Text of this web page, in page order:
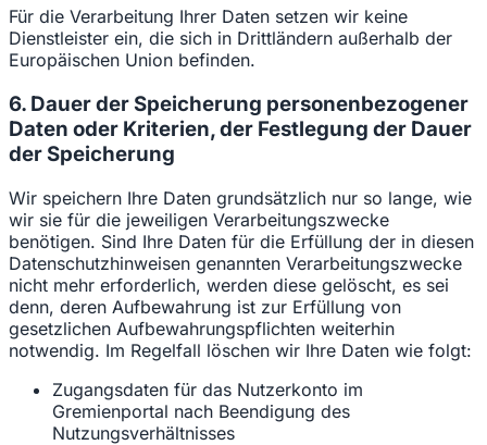
Für die Verarbeitung Ihrer Daten setzen wir keine
Dienstleister ein, die sich in Drittländern außerhalb der
Europäischen Union befinden.
6. Dauer der Speicherung personenbezogener
Daten oder Kriterien, der Festlegung der Dauer
der Speicherung
Wir speichern Ihre Daten grundsätzlich nur so lange, wie
wir sie für die jeweiligen Verarbeitungszwecke
benötigen. Sind Ihre Daten für die Erfüllung der in diesen
Datenschutzhinweisen genannten Verarbeitungszwecke
nicht mehr erforderlich, werden diese gelöscht, es sei
denn, deren Aufbewahrung ist zur Erfüllung von
gesetzlichen Aufbewahrungspflichten weiterhin
notwendig. Im Regelfall löschen wir Ihre Daten wie folgt:
Zugangsdaten für das Nutzerkonto im
Gremienportal nach Beendigung des
Nutzungsverhältnisses